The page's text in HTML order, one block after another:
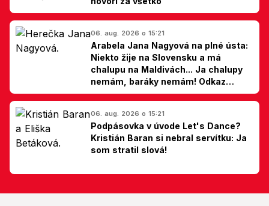
06. aug. 2026 o 15:21
Arabela Jana Nagyová na plné ústa:
Niekto žije na Slovensku a má
chalupu na Maldivách... Ja chalupy
nemám, baráky nemám! Odkaz
Slovákom
06. aug. 2026 o 15:21
Podpásovka v úvode Let's Dance?
Kristián Baran si nebral servítku: Ja
som stratil slová!